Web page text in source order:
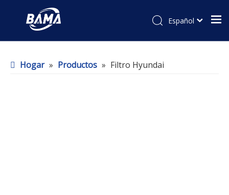
Español
Hogar » Productos » Filtro Hyundai